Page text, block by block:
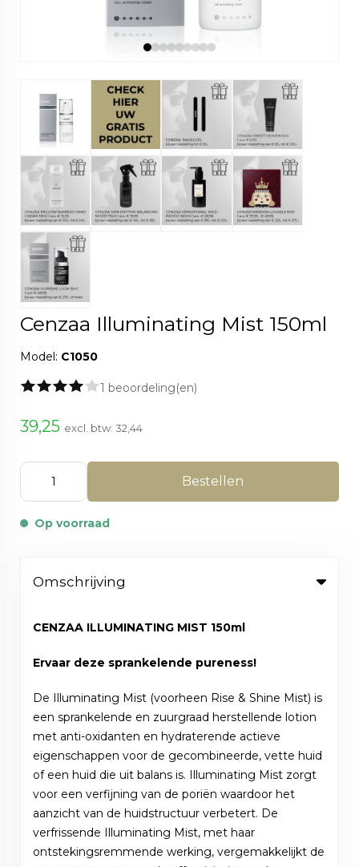
Cenzaa Illuminating Mist 150ml
Model: C1050
1 beoordeling(en)
39,25 excl. btw: 32,44
Bestellen
Op voorraad
Omschrijving
CENZAA ILLUMINATING MIST 150ml
Ervaar deze sprankelende pureness!
De Illuminating Mist (voorheen Rise & Shine Mist) is
een sprankelende en zuurgraad herstellende lotion
met anti-oxidanten en hydraterende actieve
eigenschappen voor de gecombineerde, vette huid
of een huid die uit balans is. Illuminating Mist zorgt
voor een verfijning van de poriën waardoor het
aanzicht van de huidstructuur verbetert. De
verfrissende Illuminating Mist, met haar
ontstekingsremmende werking, vergemakkelijkt de